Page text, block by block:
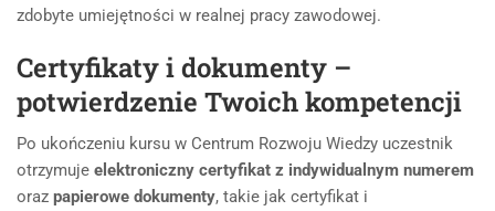
zdobyte umiejętności w realnej pracy zawodowej.
Certyfikaty i dokumenty –
potwierdzenie Twoich kompetencji
Po ukończeniu kursu w Centrum Rozwoju Wiedzy uczestnik
otrzymuje elektroniczny certyfikat z indywidualnym numerem
oraz papierowe dokumenty, takie jak certyfikat i